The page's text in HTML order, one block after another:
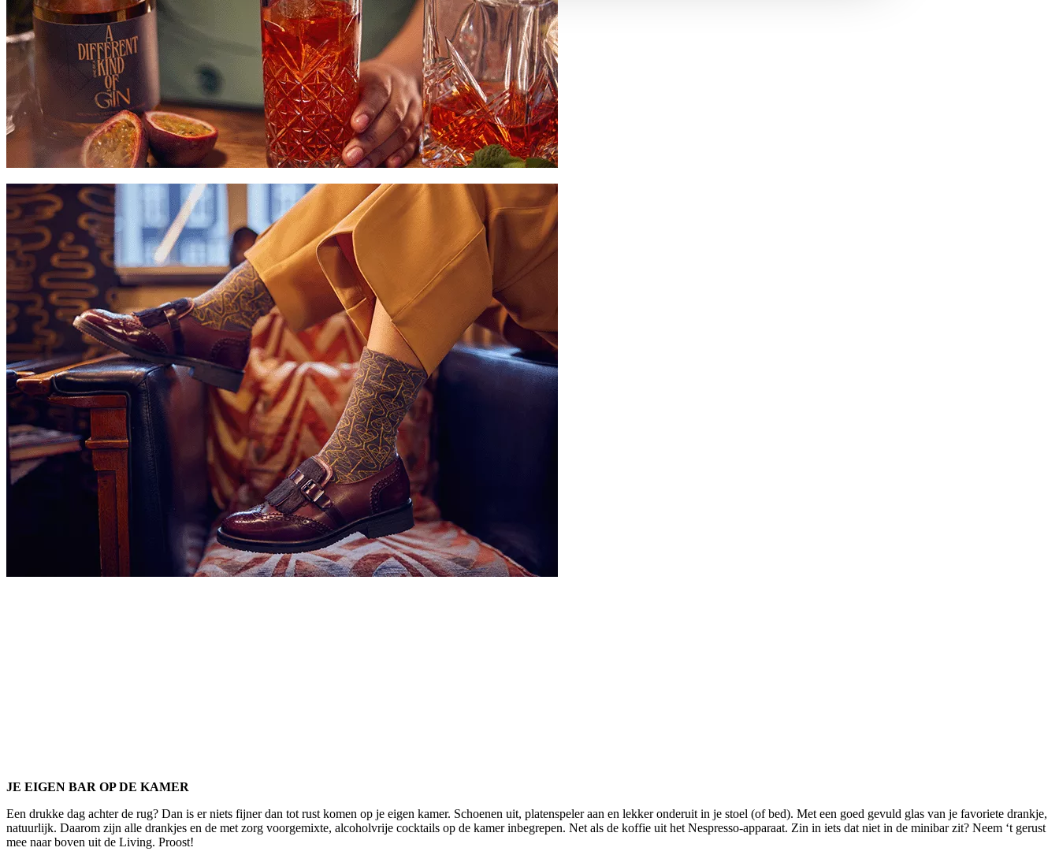
JE EIGEN BAR OP DE KAMER
Een drukke dag achter de rug? Dan is er niets fijner dan tot rust komen op je eigen kamer. Schoenen uit, platenspeler aan en lekker onderuit in je stoel (of bed). Met een goed gevuld glas van je favoriete drankje,
natuurlijk. Daarom zijn alle drankjes en de met zorg voorgemixte, alcoholvrije cocktails op de kamer inbegrepen. Net als de koffie uit het Nespresso-apparaat. Zin in iets dat niet in de minibar zit? Neem ‘t gerust
mee naar boven uit de Living. Proost!